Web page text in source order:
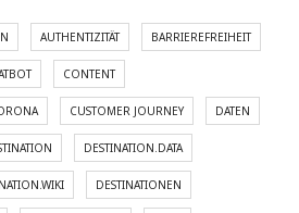
AUTHENTIZITÄT BARRIEREFREIHEIT
CONTENT
CUSTOMER JOURNEY DATEN
DESTINATION.DATA
DESTINATIONEN